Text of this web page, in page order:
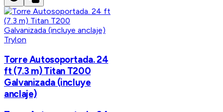
Trylon
Torre Autosoportada. 24
ft (7.3 m) Titan T200
Galvanizada (incluye
anclaje)